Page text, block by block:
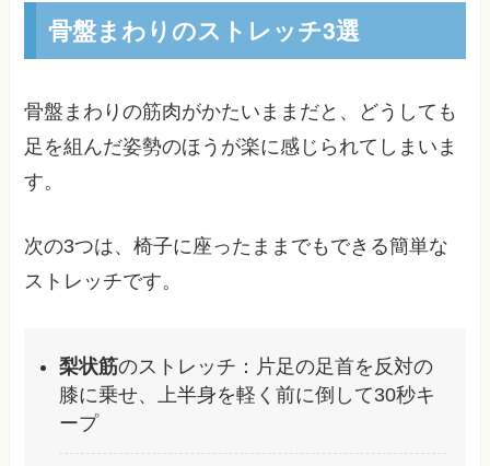
骨盤まわりのストレッチ3選
骨盤まわりの筋肉がかたいままだと、どうしても
足を組んだ姿勢のほうが楽に感じられてしまいま
す。
次の3つは、椅子に座ったままでもできる簡単な
ストレッチです。
梨状筋のストレッチ：片足の足首を反対の
膝に乗せ、上半身を軽く前に倒して30秒キ
ープ